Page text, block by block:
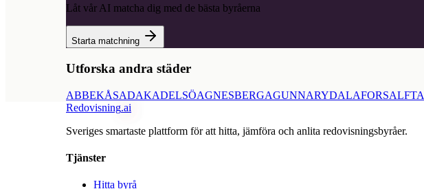
Låt vår AI matcha dig med de bästa byråerna
Starta matchning
Utforska andra städer
ABBEKÅSADAKADELSÖAGNESBERGAGUNNARYDALAFORSALFTA
Redovisning.ai
Sveriges smartaste plattform för att hitta, jämföra och anlita redovisningsbyråer.
Tjänster
Hitta byrå